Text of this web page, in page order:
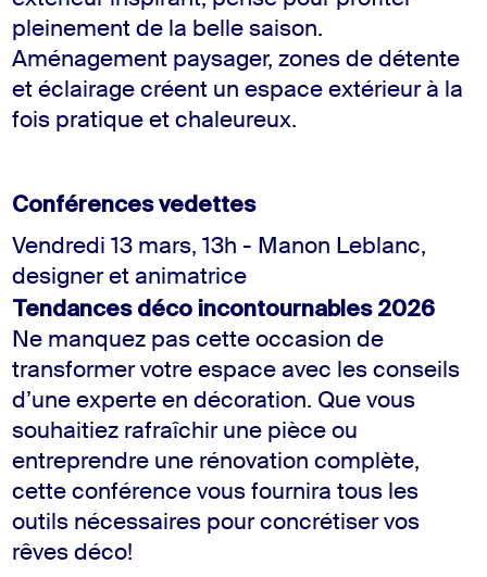
pleinement de la belle saison.
Aménagement paysager, zones de détente
et éclairage créent un espace extérieur à la
fois pratique et chaleureux.
Conférences vedettes
Vendredi 13 mars, 13h - Manon Leblanc,
designer et animatrice
Tendances déco incontournables 2026
Ne manquez pas cette occasion de
transformer votre espace avec les conseils
d’une experte en décoration. Que vous
souhaitiez rafraîchir une pièce ou
entreprendre une rénovation complète,
cette conférence vous fournira tous les
outils nécessaires pour concrétiser vos
rêves déco!